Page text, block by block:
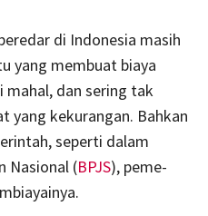
di Indonesia masih
yang membuat biaya
mahal, dan sering tak
yang kekurangan. Bahkan
seperti dalam
Nasional (BPJS), peme­